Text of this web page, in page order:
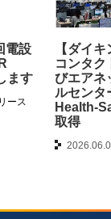
電設
ます
ース
【ダイ
コンタク
びエアネ
ルセンタ
Health-
取得